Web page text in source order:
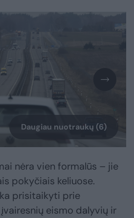
Daugiau nuotraukų (6)
nėra vien formalūs – jie
pokyčiais keliuose.
prisitaikyti prie
eismo dalyvių ir